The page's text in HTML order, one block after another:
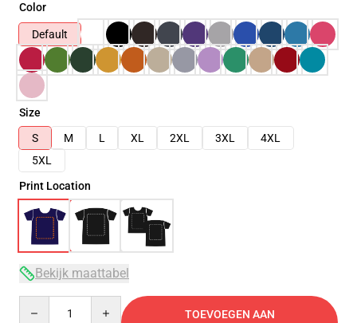
Color
Default
Size
S
M L XL 2XL 3XL
4XL
5XL
Print Location
Bekijk maattabel
TOEVOEGEN AAN